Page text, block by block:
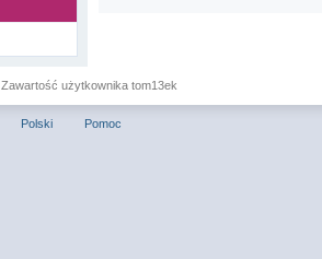
Zawartość użytkownika tom13ek
Polski Pomoc